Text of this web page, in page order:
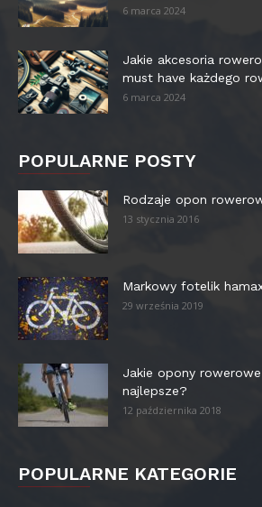
6 marca 2024
Jakie akcesoria
must have każdego
6 marca 2024
POPULARNE POSTY
Rodzaje opon
13 stycznia 2016
Markowy fotelik
29 września 2019
Jakie opony
najlepsze?
12 października 2018
POPULARNE KATEGORIE